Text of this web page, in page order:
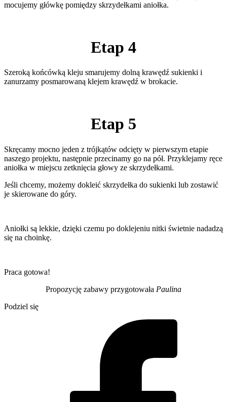
mocujemy główkę pomiędzy skrzydełkami aniołka.
Etap 4
Szeroką końcówką kleju smarujemy dolną krawędź sukienki i
zanurzamy posmarowaną klejem krawędź w brokacie.
Etap 5
Skręcamy mocno jeden z trójkątów odcięty w pierwszym etapie
naszego projektu, następnie przecinamy go na pół. Przyklejamy ręce
aniołka w miejscu zetknięcia głowy ze skrzydełkami.
Jeśli chcemy, możemy dokleić skrzydełka do sukienki lub zostawić
je skierowane do góry.
Aniołki są lekkie, dzięki czemu po doklejeniu nitki świetnie nadadzą
się na choinkę.
Praca gotowa!
Propozycję zabawy przygotowała Paulina
Podziel się